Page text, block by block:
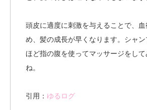
頭皮に適度に刺激を与えることで、
め、髪の成長が早くなります。シャ
ほど指の腹を使ってマッサージをし
ね。
引用： ゆるログ